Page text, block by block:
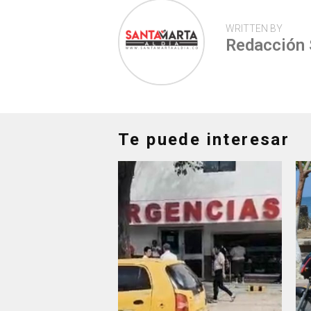
WRITTEN BY
Redacción
Te puede interesar